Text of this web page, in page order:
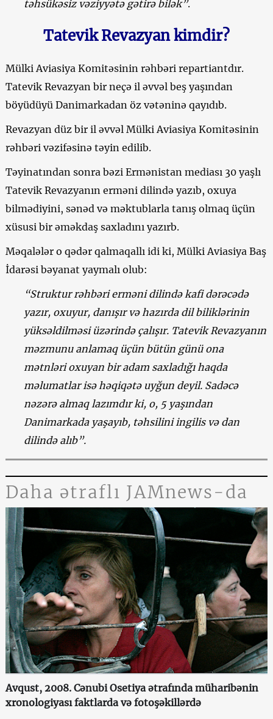
təhsükəsiz vəziyyətə gətirə bilək”.
Tatevik Revazyan kimdir?
Mülki Aviasiya Komitəsinin rəhbəri repartiantdır.
Tatevik Revazyan bir neçə il əvvəl beş yaşından
böyüdüyü Danimarkadan öz vətəninə qayıdıb.
Revazyan düz bir il əvvəl Mülki Aviasiya Komitəsinin
rəhbəri vəzifəsinə təyin edilib.
Təyinatından sonra bəzi Ermənistan mediası 30 yaşlı
Tatevik Revazyanın erməni dilində yazıb, oxuya
bilmədiyini, sənəd və məktublarla tanış olmaq üçün
xüsusi bir əməkdaş saxladını yazırb.
Məqalələr o qədər qalmaqallı idi ki, Mülki Aviasiya Baş
İdarəsi bəyanat yaymalı olub:
“Struktur rəhbəri erməni dilində kafi dərəcədə
yazır, oxuyur, danışır və hazırda dil biliklərinin
yüksəldilməsi üzərində çalışır. Tatevik Revazyanın
məzmunu anlamaq üçün bütün günü ona
mətnləri oxuyan bir adam saxladığı haqda
məlumatlar isə həqiqətə uyğun deyil. Sadəcə
nəzərə almaq lazımdır ki, o, 5 yaşından
Danimarkada yaşayıb, təhsilini ingilis və dan
dilində alıb”.
Daha ətraflı JAMnews-da
Avqust, 2008. Cənubi Osetiya ətrafında müharibənin
xronologiyası faktlarda və fotoşəkillərdə